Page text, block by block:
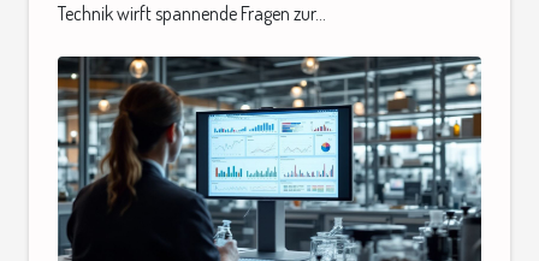
Technik wirft spannende Fragen zur...